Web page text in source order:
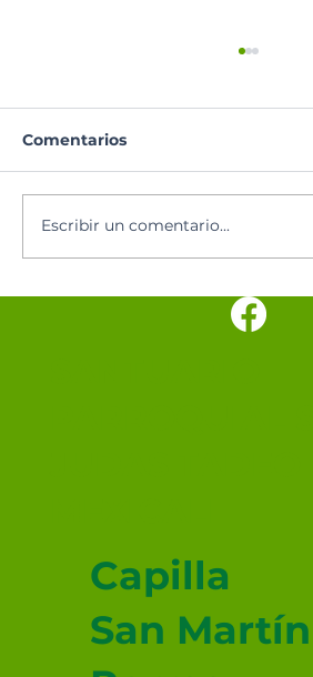
Comentarios
Escribir un comentario...
Capilla
San